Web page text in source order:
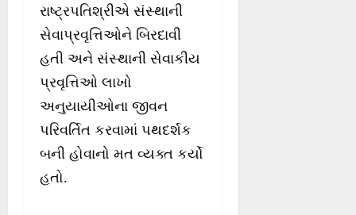
રાષ્ટ્રપતિશ્રીએ સંસ્થાની
સેવાપ્રવૃત્તિઓને બિરદાવી
હતી અને સંસ્થાની સેવાકીય
પ્રવૃત્તિઓ લાખો
અનુયાયીઓના જીવન
પરિવર્તિત કરવામાં પથદર્શક
બની હોવાનો મત વ્યક્ત કર્યો
હતો.